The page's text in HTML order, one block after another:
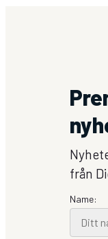
från
Name: